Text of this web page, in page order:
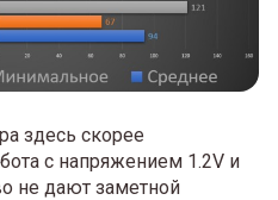
здесь скорее
с напряжением 1.2V и
не дают заметной